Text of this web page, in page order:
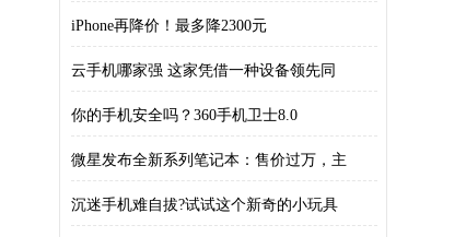
iPhone再降价！最多降2300元
云手机哪家强 这家凭借一种设备领先同
你的手机安全吗？360手机卫士8.0
微星发布全新系列笔记本：售价过万，主
沉迷手机难自拔?试试这个新奇的小玩具